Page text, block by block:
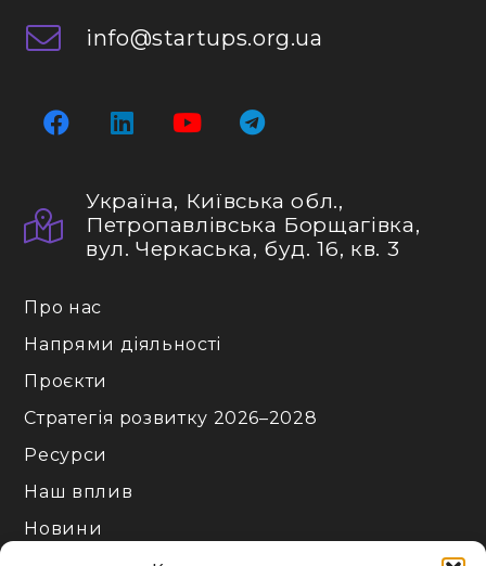
info@startups.org.ua
Україна, Київська обл.,
Петропавлівська Борщагівка,
вул. Черкаська, буд. 16, кв. 3
Про нас
Напрями діяльності
Проєкти
Стратегія розвитку 2026–2028
Ресурси
Наш вплив
Новини